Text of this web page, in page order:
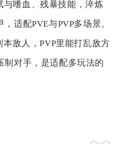
与嗜血、残暴技能，淬炼
适配PVE与PVP多场景。
敌人，PVP里能打乱敌方
制对手，是适配多玩法的